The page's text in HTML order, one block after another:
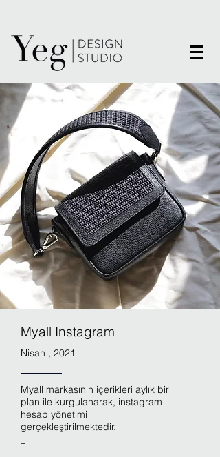
Myall Instagram
Nisan , 2021
Myall markasının içerikleri aylık bir
plan ile kurgulanarak, instagram
hesap yönetimi
gerçekleştirilmektedir.